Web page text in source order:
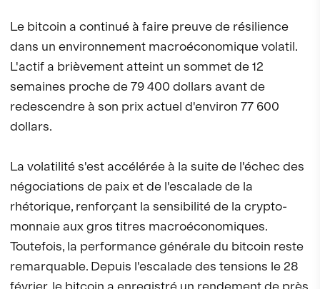
Le bitcoin a continué à faire preuve de résilience
dans un environnement macroéconomique volatil.
L'actif a brièvement atteint un sommet de 12
semaines proche de 79 400 dollars avant de
redescendre à son prix actuel d'environ 77 600
dollars.
La volatilité s'est accélérée à la suite de l'échec des
négociations de paix et de l'escalade de la
rhétorique, renforçant la sensibilité de la crypto-
monnaie aux gros titres macroéconomiques.
Toutefois, la performance générale du bitcoin reste
remarquable. Depuis l'escalade des tensions le 28